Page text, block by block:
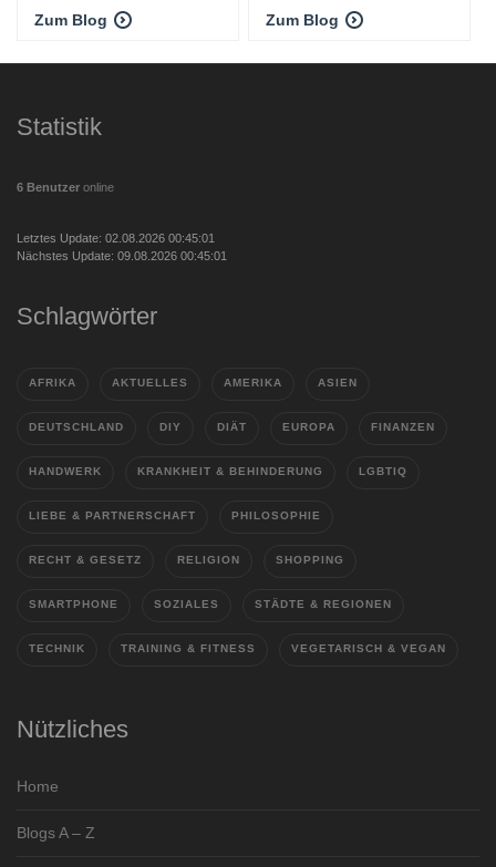
Zum Blog Zum Blog
Statistik
6 Benutzer online
Letztes Update: 02.08.2026 00:45:01
Nächstes Update: 09.08.2026 00:45:01
Schlagwörter
AFRIKA AKTUELLES AMERIKA ASIEN
DEUTSCHLAND DIY DIÄT EUROPA FINANZEN
HANDWERK KRANKHEIT & BEHINDERUNG LGBTIQ
LIEBE & PARTNERSCHAFT PHILOSOPHIE
RECHT & GESETZ RELIGION SHOPPING
SMARTPHONE SOZIALES STÄDTE & REGIONEN
TECHNIK TRAINING & FITNESS VEGETARISCH & VEGAN
Nützliches
Home
Blogs A – Z